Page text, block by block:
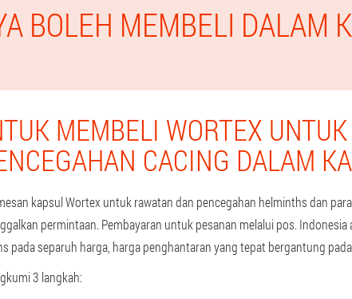
BOLEH MEMBELI DALAM
MEMBELI WORTEX
CACING DALAM
kapsul Wortex untuk rawatan dan pencegahan helminths dan
permintaan. Pembayaran untuk pesanan melalui pos.
pada separuh harga, harga penghantaran yang tepat bergantung
3 langkah: